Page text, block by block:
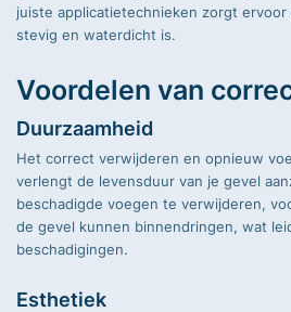
juiste applicatietechnieken zorgt
stevig en waterdicht is.
Voordelen van
Duurzaamheid
Het correct verwijderen en opnieuw
verlengt de levensduur van je gevel
beschadigde voegen te verwijderen,
de gevel kunnen binnendringen, wat
beschadigingen.
Esthetiek